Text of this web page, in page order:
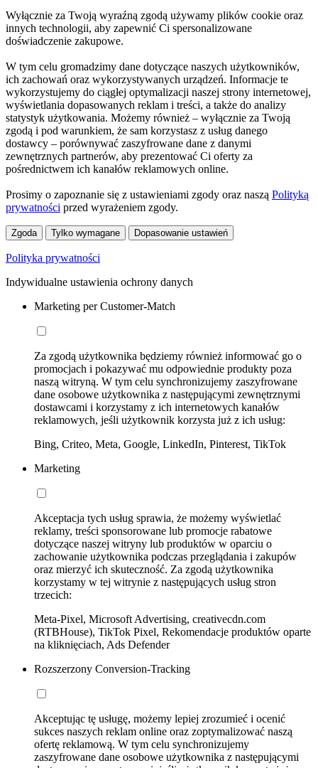
Wyłącznie za Twoją wyraźną zgodą używamy plików cookie oraz
innych technologii, aby zapewnić Ci spersonalizowane
doświadczenie zakupowe.
W tym celu gromadzimy dane dotyczące naszych użytkowników,
ich zachowań oraz wykorzystywanych urządzeń. Informacje te
wykorzystujemy do ciągłej optymalizacji naszej strony internetowej,
wyświetlania dopasowanych reklam i treści, a także do analizy
statystyk użytkowania. Możemy również – wyłącznie za Twoją
zgodą i pod warunkiem, że sam korzystasz z usług danego
dostawcy – porównywać zaszyfrowane dane z danymi
zewnętrznych partnerów, aby prezentować Ci oferty za
pośrednictwem ich kanałów reklamowych online.
Prosimy o zapoznanie się z ustawieniami zgody oraz naszą Polityką
prywatności przed wyrażeniem zgody.
Zgoda Tylko wymagane Dopasowanie ustawień
Polityka prywatności
Indywidualne ustawienia ochrony danych
Marketing per Customer-Match
Za zgodą użytkownika będziemy również informować go o
promocjach i pokazywać mu odpowiednie produkty poza
naszą witryną. W tym celu synchronizujemy zaszyfrowane
dane osobowe użytkownika z następującymi zewnętrznymi
dostawcami i korzystamy z ich internetowych kanałów
reklamowych, jeśli użytkownik korzysta już z ich usług:
Bing, Criteo, Meta, Google, LinkedIn, Pinterest, TikTok
Marketing
Akceptacja tych usług sprawia, że możemy wyświetlać
reklamy, treści sponsorowane lub promocje rabatowe
dotyczące naszej witryny lub produktów w oparciu o
zachowanie użytkownika podczas przeglądania i zakupów
oraz mierzyć ich skuteczność. Za zgodą użytkownika
korzystamy w tej witrynie z następujących usług stron
trzecich:
Meta-Pixel, Microsoft Advertising, creativecdn.com
(RTBHouse), TikTok Pixel, Rekomendacje produktów oparte
na kliknięciach, Ads Defender
Rozszerzony Conversion-Tracking
Akceptując tę usługę, możemy lepiej zrozumieć i ocenić
sukces naszych reklam online oraz zoptymalizować naszą
ofertę reklamową. W tym celu synchronizujemy
zaszyfrowane dane osobowe użytkownika z następującymi